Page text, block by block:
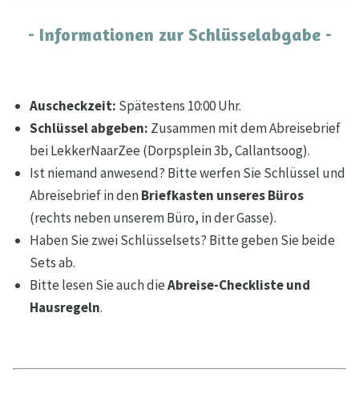
- Informationen zur Schlüsselabgabe -
Auscheckzeit: Spätestens 10:00 Uhr.
Schlüssel abgeben: Zusammen mit dem Abreisebrief
bei LekkerNaarZee (Dorpsplein 3b, Callantsoog).
Ist niemand anwesend? Bitte werfen Sie Schlüssel und
Abreisebrief in denBriefkasten unseres Büros
(rechts neben unserem Büro, in der Gasse).
Haben Sie zwei Schlüsselsets? Bitte geben Sie beide
Sets ab.
Bitte lesen Sie auch dieAbreise-Checkliste und
Hausregeln.